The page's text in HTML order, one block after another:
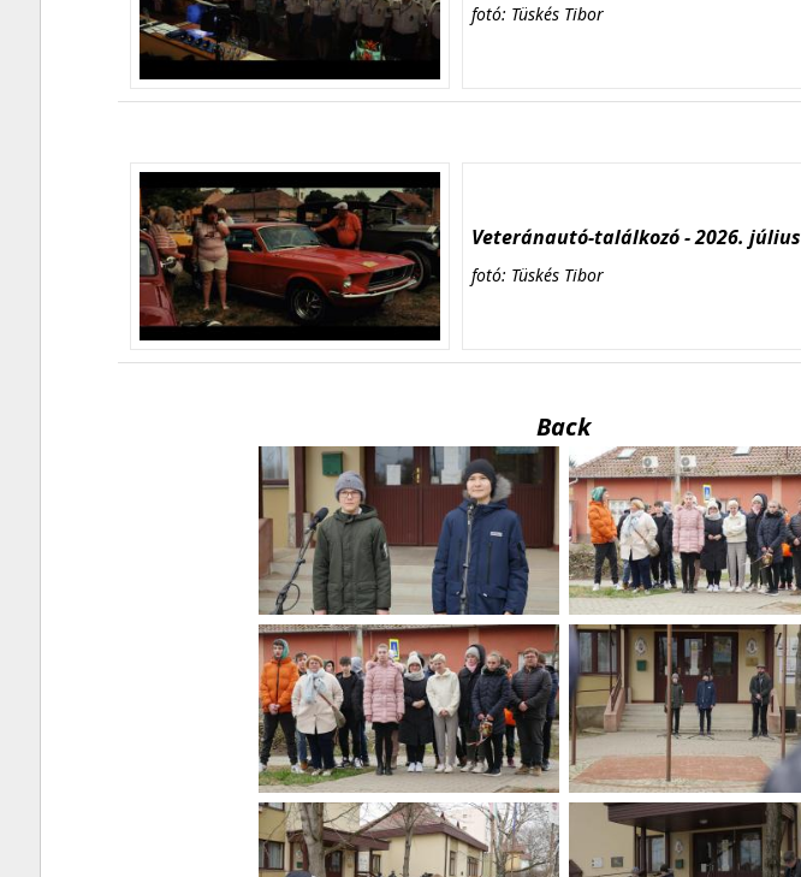
fotó: Tüskés Tibor
Veteránautó-találkozó - 2026.
fotó: Tüskés Tibor
Back